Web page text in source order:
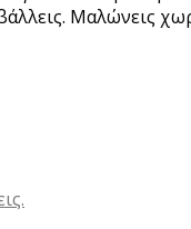
Μαλώνεις